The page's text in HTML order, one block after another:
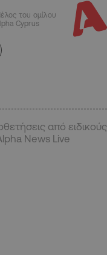
του ομίλου
Cyprus
από ειδικούς
News Live